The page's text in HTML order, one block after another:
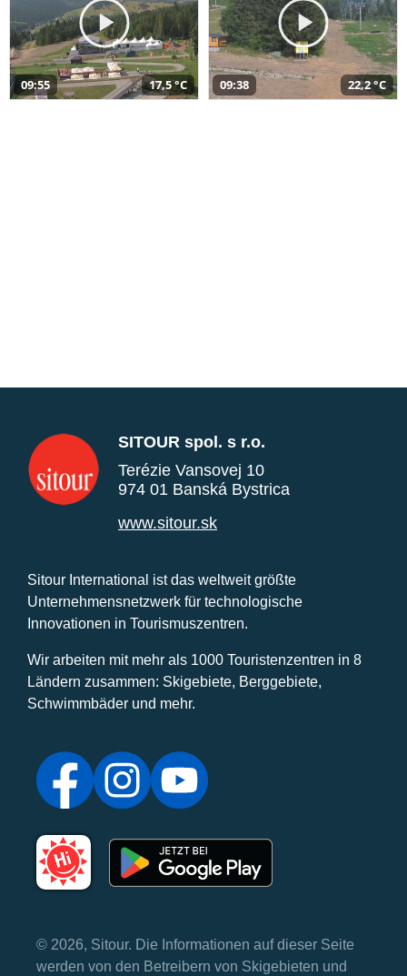
09:55 17,5 °C 09:38 22,2 °C
SITOUR spol. s r.o.
Terézie Vansovej 10
974 01 Banská Bystrica
www.sitour.sk
Sitour International ist das weltweit größte
Unternehmensnetzwerk für technologische
Innovationen in Tourismuszentren.
Wir arbeiten mit mehr als 1000 Touristenzentren in 8
Ländern zusammen: Skigebiete, Berggebiete,
Schwimmbäder und mehr.
© 2026, Sitour. Die Informationen auf dieser Seite
werden von den Betreibern von Skigebieten und